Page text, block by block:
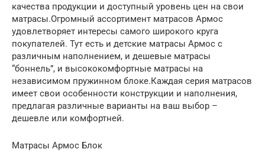
качества продукции и доступный уровень цен на свои
матрасы.Огромный ассортимент матрасов Армос
удовлетворяет интересы самого широкого круга
покупателей. Тут есть и детские матрасы Армос с
различным наполнением, и дешевые матрасы
“боннель”, и высококомфортные матрасы на
независимом пружинном блоке.Каждая серия матрасов
имеет свои особенности конструкции и наполнения,
предлагая различные варианты на ваш выбор –
дешевле или комфортней.
Матрасы Армос Блок